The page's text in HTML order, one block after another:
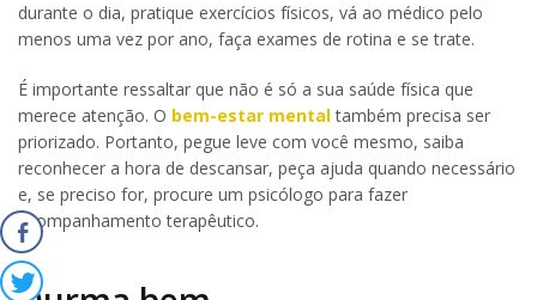
durante o dia, pratique exercícios físicos, vá ao médico pelo
menos uma vez por ano, faça exames de rotina e se trate.
É importante ressaltar que não é só a sua saúde física que
merece atenção. O bem-estar mentaltambém precisa ser
priorizado. Portanto, pegue leve com você mesmo, saiba
reconhecer a hora de descansar, peça ajuda quando necessário
e, se preciso for, procure um psicólogo para fazer
acompanhamento terapêutico.